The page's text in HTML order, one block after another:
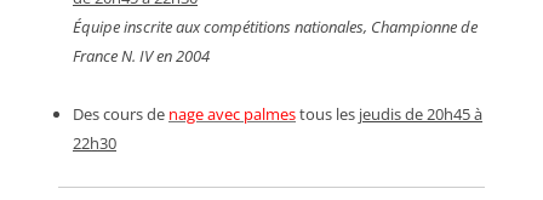
Équipe inscrite aux compétitions nationales, Championne de
France N. IV en 2004
Des cours de nage avec palmestous les jeudis de 20h45 à
22h30